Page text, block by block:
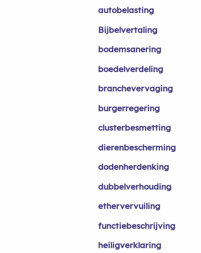
autobelasting
Bijbelvertaling
bodemsanering
boedelverdeling
branchevervaging
burgerregering
clusterbesmetting
dierenbescherming
dodenherdenking
dubbelverhouding
ethervervuiling
functiebeschrijving
heiligverklaring